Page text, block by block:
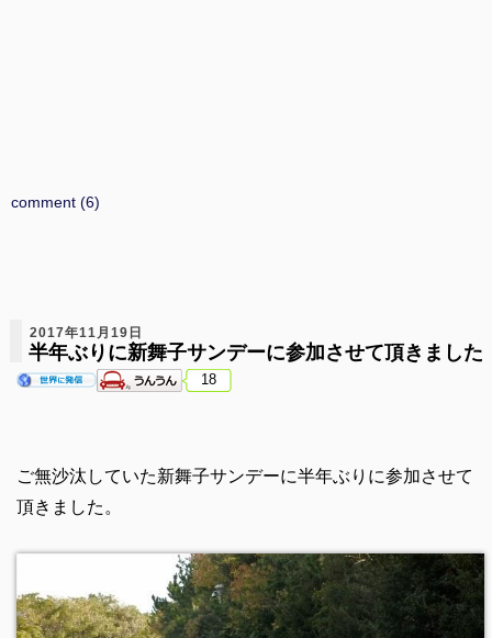
comment (6)
2017年11月19日
半年ぶりに新舞子サンデーに参加させて頂きました
18
ご無沙汰していた新舞子サンデーに半年ぶりに参加させて
頂きました。